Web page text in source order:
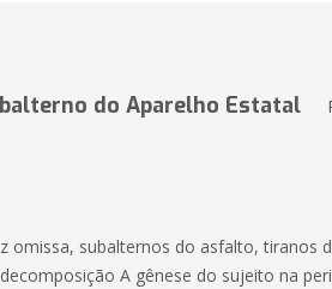
do Aparelho Estatal
omissa, subalternos do asfalto, tiranos
A gênese do sujeito na